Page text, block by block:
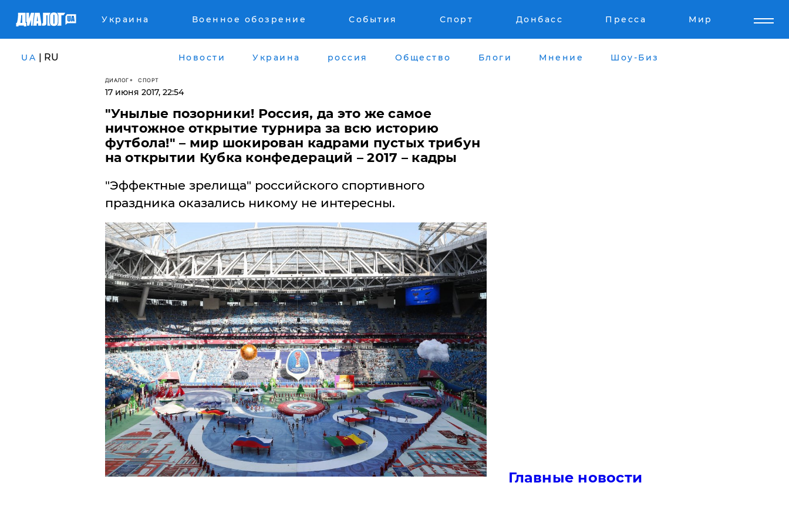
Украина Военное обозрение События Спорт Донбасс Пресса Мир
UA | RU Новости Украина россия Общество Блоги Мнение Шоу-Биз
ДИАЛОГ СПОРТ
17 июня 2017, 22:54
"Унылые позорники! Россия, да это же самое
ничтожное открытие турнира за всю историю
футбола!" – мир шокирован кадрами пустых трибун
на открытии Кубка конфедераций – 2017 – кадры
"Эффектные зрелища" российского спортивного
праздника оказались никому не интересны.
Главные новости